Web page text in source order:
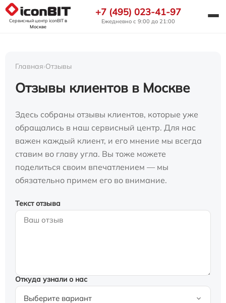
Сервисный центр iconBITв
Москве
+7 (495) 023-41-97
Ежедневно с 9:00 до 21:00
Главная›Отзывы
Отзывы клиентов в Москве
Здесь собраны отзывы клиентов, которые уже
обращались в наш сервисный центр. Для нас
важен каждый клиент, и его мнение мы всегда
ставим во главу угла. Вы тоже можете
поделиться своим впечатлением — мы
обязательно примем его во внимание.
Текст отзыва
Откуда узнали о нас